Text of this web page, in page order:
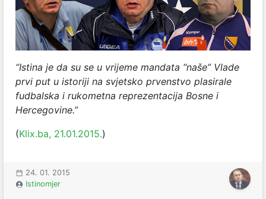
“Istina je da su se u vrijeme mandata “naše” Vlade
prvi put u istoriji na svjetsko prvenstvo plasirale
fudbalska i rukometna reprezentacija Bosne i
Hercegovine.”
(Klix.ba, 21.01.2015.)
24. 01. 2015
Istinomjer